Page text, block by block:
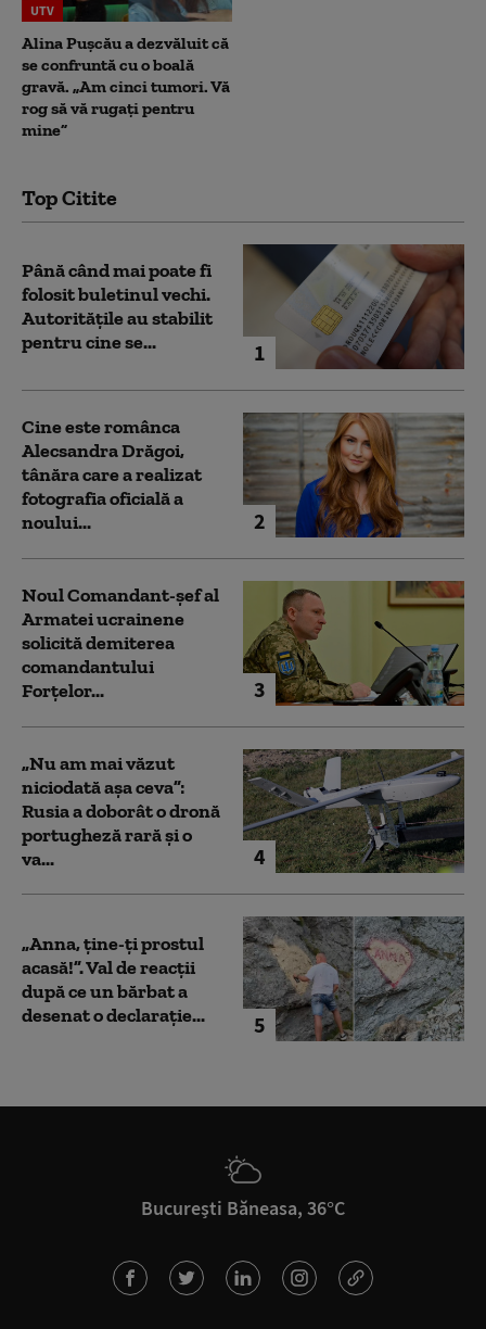
UTV
Alina Pușcău a dezvăluit că
se confruntă cu o boală
gravă. „Am cinci tumori. Vă
rog să vă rugați pentru
mine”
Top Citite
1
Până când mai poate fi
folosit buletinul vechi.
Autoritățile au stabilit
pentru cine se...
2
Cine este românca
Alecsandra Drăgoi,
tânăra care a realizat
fotografia oficială a
noului...
3
Noul Comandant-șef al
Armatei ucrainene
solicită demiterea
comandantului
Forțelor...
4
„Nu am mai văzut
niciodată așa ceva”:
Rusia a doborât o dronă
portugheză rară și o
va...
5
„Anna, ţine-ţi prostul
acasă!”. Val de reacții
după ce un bărbat a
desenat o declarație...
București Băneasa, 36°C